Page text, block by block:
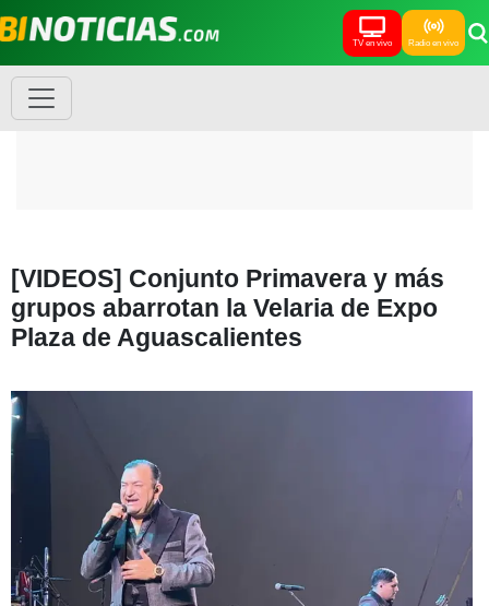
TV en vivo Radio en vivo
[VIDEOS] Conjunto Primavera y más
grupos abarrotan la Velaria de Expo
Plaza de Aguascalientes